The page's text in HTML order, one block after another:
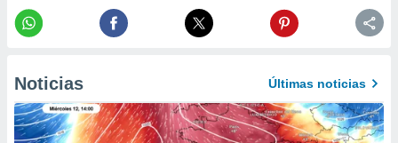
un
o acceder
perfiles
utilizar
Noticias Últimas noticias